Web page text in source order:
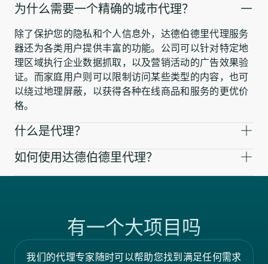
为什么需要一个精确的城市代理？
除了保护您的隐私和个人信息外，达德伯德里代理服务
器还为各类用户提供丰富的功能。公司可以针对特定地
理区域执行企业数据抓取，以及营销活动的广告效果验
证。而家庭用户则可以限制访问某些类型的内容，也可
以绕过地理屏蔽，以获得各种在线商品和服务的更优价
格。
什么是代理？
如何使用达德伯德里代理？
有一个大项目吗
我们的代理专家随时可以帮助您找到满足任何需求